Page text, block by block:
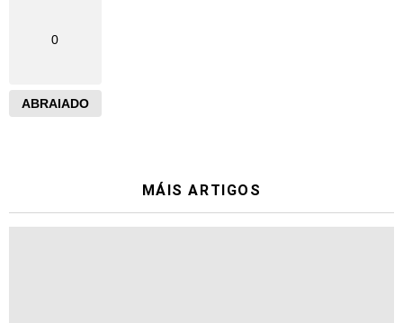
0
ABRAIADO
MÁIS ARTIGOS